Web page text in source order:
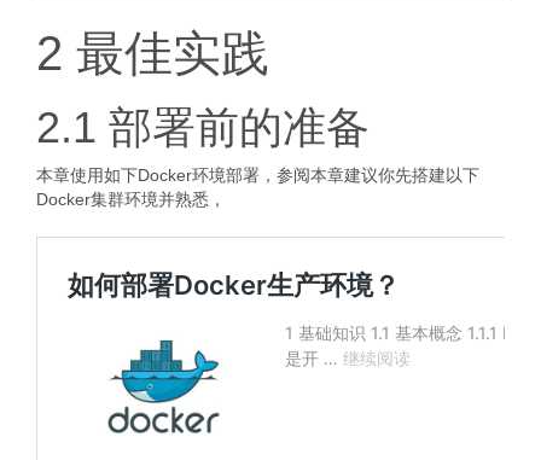
2 最佳实践
2.1 部署前的准备
本章使用如下Docker环境部署，参阅本章建议你先搭建以下
Docker集群环境并熟悉，